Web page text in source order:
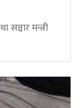
मन्त्री